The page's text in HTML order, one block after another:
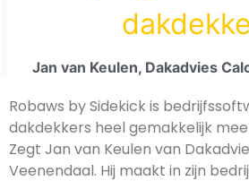
Jan van Keulen, Dakadvies
Robaws by Sidekick is
dakdekkers heel gemakkelijk
Zegt Jan van Keulen van
Veenendaal. Hij maakt in zijn